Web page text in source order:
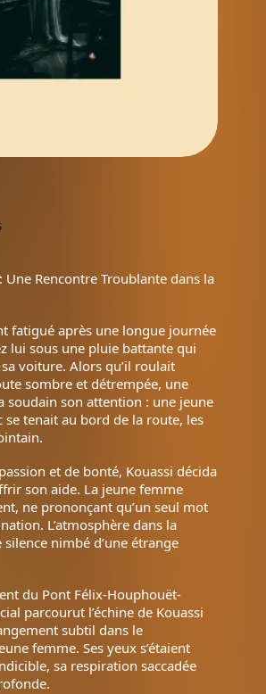
Rencontre Troublante dans la
fatigué après une longue journée
lui sous une pluie battante qui
voiture. Alors qu’il roulait
sombre et détrempée, une
soudain son attention : une jeune
tenait au bord de la route, les
et de bonté, Kouassi décida
son aide. La jeune femme
ne prononçant qu’un seul mot
L’atmosphère dans la
nimbé d’une étrange
du Pont Félix-Houphouët-
parcourut l’échine de Kouassi
subtil dans le
femme. Ses yeux s’étaient
sa respiration saccadée